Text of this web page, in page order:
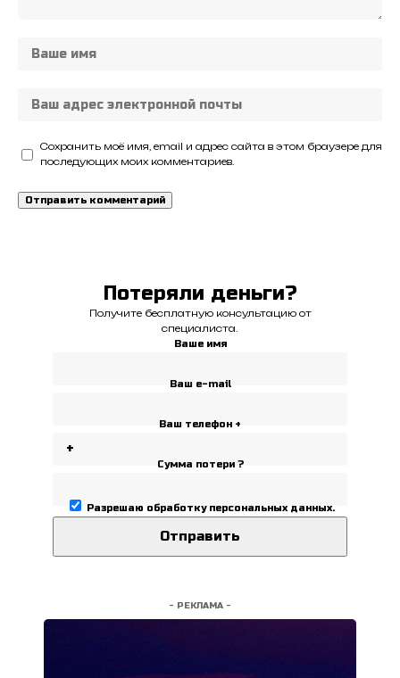
Сохранить моё имя, email и адрес сайта в этом браузере для
последующих моих комментариев.
Потеряли деньги?
Получите бесплатную консультацию от
специалиста.
Ваше имя
Ваш e-mail
Ваш телефон +
Сумма потери ?
Разрешаю обработку персональных данных.
- РЕКЛАМА -